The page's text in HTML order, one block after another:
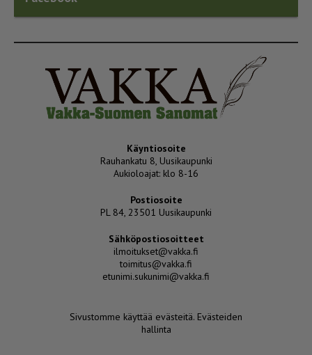
Käyntiosoite
Rauhankatu 8, Uusikaupunki
Aukioloajat: klo 8-16
Postiosoite
PL 84, 23501 Uusikaupunki
Sähköpostiosoitteet
ilmoitukset@vakka.fi
toimitus@vakka.fi
etunimi.sukunimi@vakka.fi
Sivustomme käyttää evästeitä. Evästeiden
hallinta